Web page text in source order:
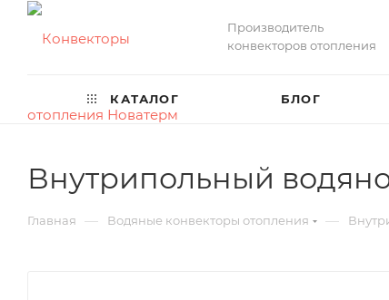
Производитель
конвекторов отопления
КАТАЛОГ БЛОГ
Внутрипольный
Главная — Водяные конвекторы отопления —